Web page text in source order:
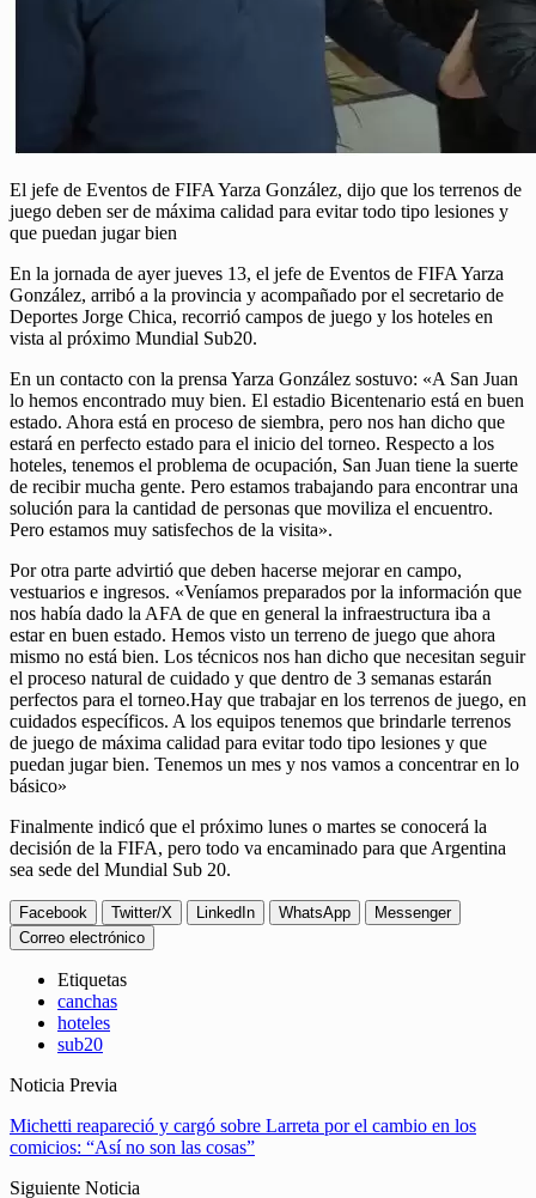
El jefe de Eventos de FIFA Yarza González, dijo que los terrenos de
juego deben ser de máxima calidad para evitar todo tipo lesiones y
que puedan jugar bien
En la jornada de ayer jueves 13, el jefe de Eventos de FIFA Yarza
González, arribó a la provincia y acompañado por el secretario de
Deportes Jorge Chica, recorrió campos de juego y los hoteles en
vista al próximo Mundial Sub20.
En un contacto con la prensa Yarza González sostuvo: «A San Juan
lo hemos encontrado muy bien. El estadio Bicentenario está en buen
estado. Ahora está en proceso de siembra, pero nos han dicho que
estará en perfecto estado para el inicio del torneo. Respecto a los
hoteles, tenemos el problema de ocupación, San Juan tiene la suerte
de recibir mucha gente. Pero estamos trabajando para encontrar una
solución para la cantidad de personas que moviliza el encuentro.
Pero estamos muy satisfechos de la visita».
Por otra parte advirtió que deben hacerse mejorar en campo,
vestuarios e ingresos. «Veníamos preparados por la información que
nos había dado la AFA de que en general la infraestructura iba a
estar en buen estado. Hemos visto un terreno de juego que ahora
mismo no está bien. Los técnicos nos han dicho que necesitan seguir
el proceso natural de cuidado y que dentro de 3 semanas estarán
perfectos para el torneo.Hay que trabajar en los terrenos de juego, en
cuidados específicos. A los equipos tenemos que brindarle terrenos
de juego de máxima calidad para evitar todo tipo lesiones y que
puedan jugar bien. Tenemos un mes y nos vamos a concentrar en lo
básico»
Finalmente indicó que el próximo lunes o martes se conocerá la
decisión de la FIFA, pero todo va encaminado para que Argentina
sea sede del Mundial Sub 20.
Facebook Twitter/X LinkedIn WhatsApp
Messenger
Correo electrónico
Etiquetas
canchas
hoteles
sub20
Noticia Previa
Michetti reapareció y cargó sobre Larreta por el cambio en los
comicios: “Así no son las cosas”
Siguiente Noticia